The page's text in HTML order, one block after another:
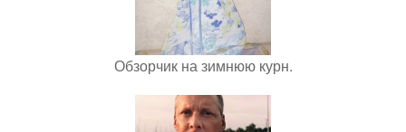
Обзорчик на зимнюю курн.